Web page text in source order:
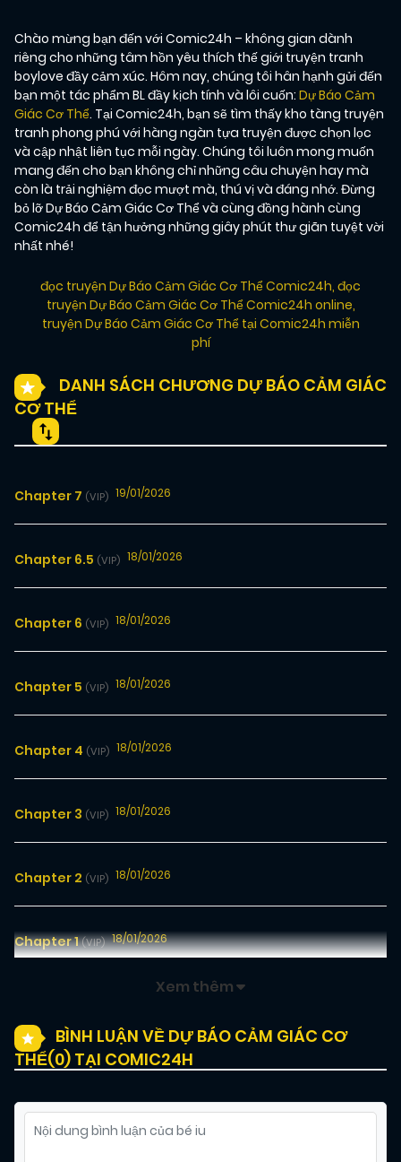
Chào mừng bạn đến với Comic24h – không gian dành
riêng cho những tâm hồn yêu thích thế giới truyện tranh
boylove đầy cảm xúc. Hôm nay, chúng tôi hân hạnh gửi đến
bạn một tác phẩm BL đầy kịch tính và lôi cuốn: Dự Báo Cảm
Giác Cơ Thể. Tại Comic24h, bạn sẽ tìm thấy kho tàng truyện
tranh phong phú với hàng ngàn tựa truyện được chọn lọc
và cập nhật liên tục mỗi ngày. Chúng tôi luôn mong muốn
mang đến cho bạn không chỉ những câu chuyện hay mà
còn là trải nghiệm đọc mượt mà, thú vị và đáng nhớ. Đừng
bỏ lỡ Dự Báo Cảm Giác Cơ Thể và cùng đồng hành cùng
Comic24h để tận hưởng những giây phút thư giãn tuyệt vời
nhất nhé!
đọc truyện Dự Báo Cảm Giác Cơ Thể Comic24h, đọc
truyện Dự Báo Cảm Giác Cơ Thể Comic24h online,
truyện Dự Báo Cảm Giác Cơ Thể tại Comic24h miễn
phí
DANH SÁCH CHƯƠNG DỰ BÁO CẢM GIÁC
CƠ THỂ
Chapter 7 (VIP) 19/01/2026
Chapter 6.5 (VIP) 18/01/2026
Chapter 6 (VIP) 18/01/2026
Chapter 5 (VIP) 18/01/2026
Chapter 4 (VIP) 18/01/2026
Chapter 3 (VIP) 18/01/2026
Chapter 2 (VIP) 18/01/2026
Chapter 1(VIP) 18/01/2026
Xem thêm
BÌNH LUẬN VỀ DỰ BÁO CẢM GIÁC CƠ
THỂ(0) TẠI COMIC24H